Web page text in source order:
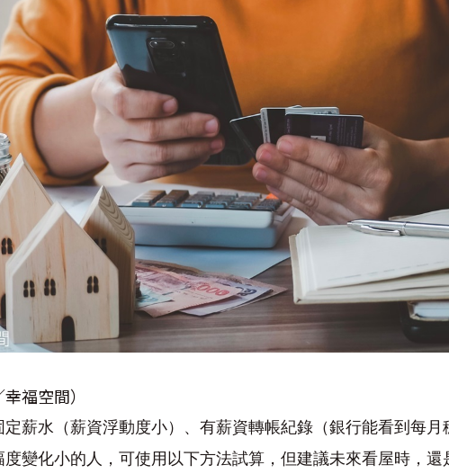
福空間）
定薪水（薪資浮動度小）、有薪資轉帳紀錄（銀行能看到每
變化小的人，可使用 以下方法試算，但建議未來看屋時，還